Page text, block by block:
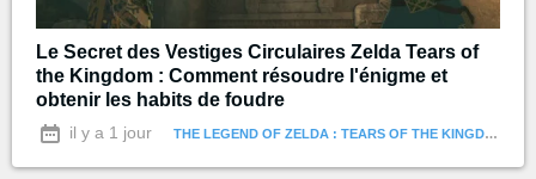
Le Secret des Vestiges Circulaires Zelda Tears of
the Kingdom : Comment résoudre l'énigme et
obtenir les habits de foudre
il y a 1 jour THE LEGEND OF ZELDA : TEARS OF THE KINGDOM